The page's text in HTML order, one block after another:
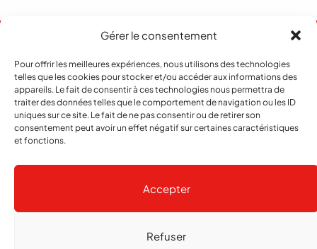
Gérer le consentement
Pour offrir les meilleures expériences, nous utilisons des technologies
telles que les cookies pour stocker et/ou accéder aux informations des
appareils. Le fait de consentir à ces technologies nous permettra de
traiter des données telles que le comportement de navigation ou les ID
uniques sur ce site. Le fait de ne pas consentir ou de retirer son
consentement peut avoir un effet négatif sur certaines caractéristiques
et fonctions.
Accepter
Refuser
© 2026 echo Magazine